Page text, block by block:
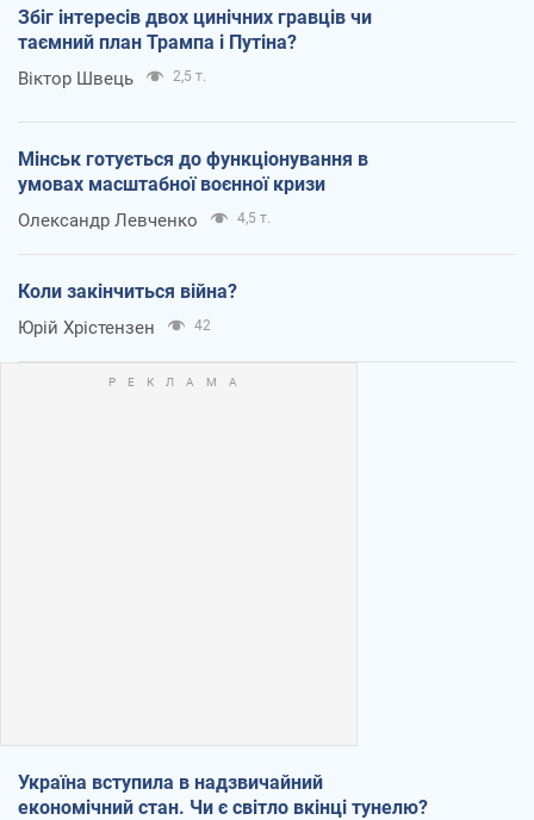
Збіг інтересів двох цинічних гравців чи
таємний план Трампа і Путіна?
Віктор Швець 2,5 т.
Мінськ готується до функціонування в
умовах масштабної воєнної кризи
Олександр Левченко 4,5 т.
Коли закінчиться війна?
Юрій Хрістензен 42
Україна вступила в надзвичайний
економічний стан. Чи є світло вкінці тунелю?